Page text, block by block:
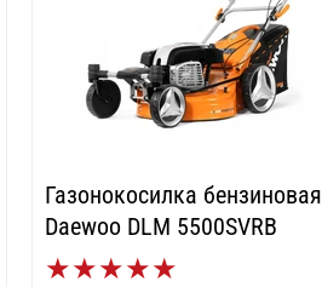
Газонокосилка бензиновая
Daewoo DLM 5500SVRB
★★★★★